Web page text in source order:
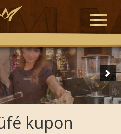
Toggle
kupon